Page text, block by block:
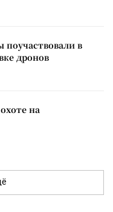
поучаствовали в
дронов
на